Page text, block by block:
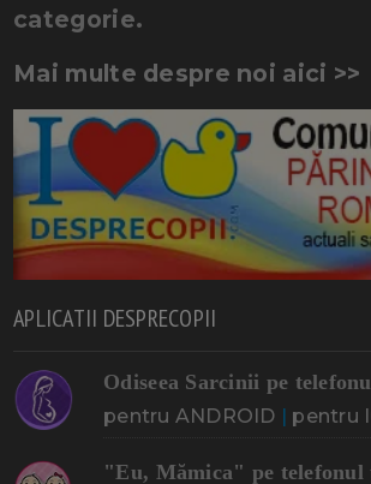
categorie.
Mai multe despre noi aici >>
APLICATII DESPRECOPII
Odiseea Sarcinii pe
pentru ANDROID | pentru
"Eu, Mămica" pe telefonul